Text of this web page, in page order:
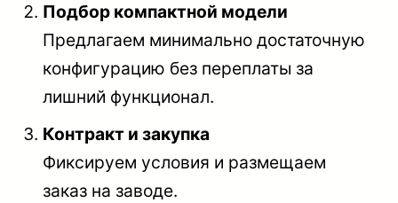
Подбор компактной модели
Предлагаем минимально достаточную
конфигурацию без переплаты за
лишний функционал.
Контракт и закупка
Фиксируем условия и размещаем
заказ на заводе.